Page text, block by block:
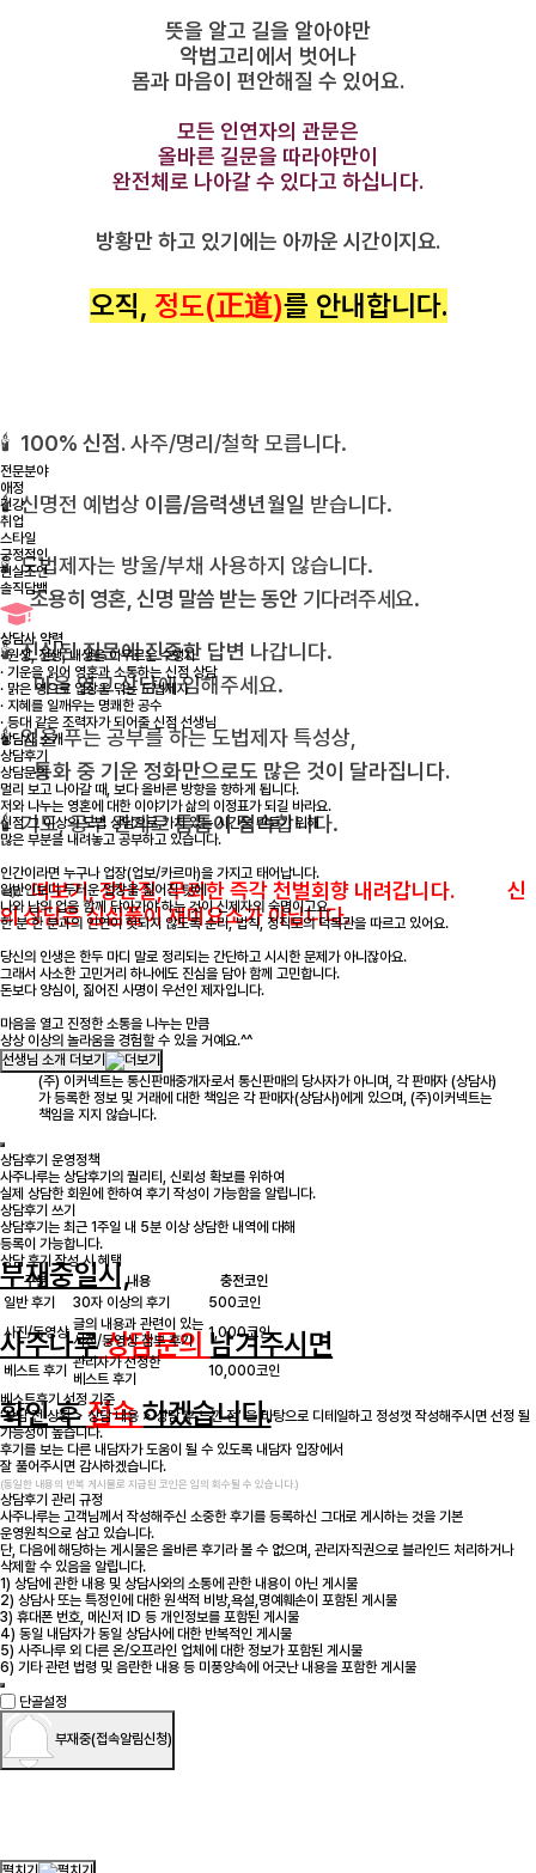
뜻을 알고 길을 알아야만
악법고리에서 벗어나
몸과 마음이 편안해질 수 있어요.
모든 인연자의 관문은
올바른 길문을 따라야만이
완전체로 나아갈 수 있다고 하십니다.
방황만 하고 있기에는 아까운 시간이지요.
오직, 정도(正道)를 안내합니다.
🕯 100% 신점.사주/명리/철학 모릅니다.
🕯 신명전 예법상 이름/음력생년월일 받습니다.
🕯 도법제자는 방울/부채 사용하지 않습니다.
조용히 영혼, 신명 말씀 받는 동안 기다려주세요.
🕯진실된 질문에 진중한 답변 나갑니다.
마음 열고 상담에 임해주세요.
🕯 업을 푸는 공부를 하는 도법제자 특성상,
통화 중 기운 정화만으로도 많은 것이 달라집니다.
🕯 기도, 공부 관계로틈틈이 접속합니다.
📣떠보기, 장난질, 무뢰한 즉각 천벌회향 내려갑니다. 신
의 상담은 심심풀이 재미요소가 아닙니다.
부재중일시,
사주나루상담문의 남겨주시면
확인 후 접속하겠습니다.
전문분야
애정
건강
취업
스타일
긍정적인
현실조언
솔직담백
상담사 약력
· 원생, 전생, 내생을 아우르는 수행자
· 기운을 읽어 영혼과 소통하는 신점 상담
· 맑은 영으로 업장을 닦는 도법제자
· 지혜를 일깨우는 명쾌한 공수
· 등대 같은 조력자가 되어줄 신점 선생님
상담사 소개
상담후기
상담문의
멀리 보고 나아갈 때, 보다 올바른 방향을 향하게 됩니다.
저와 나누는 영혼에 대한 이야기가 삶의 이정표가 되길 바라요.
신점 그 이상의 도법 상담으로 가치 있는 시간을 만들기 위해
많은 부분을 내려놓고 공부하고 있습니다.
인간이라면 누구나 업장(업보/카르마)을 가지고 태어납니다.
일반인보다 두터운 업장을 짊어진 탓에
나와 남의 업을 함께 닦아가야 하는 것이 신제자의 숙명이고요.
한 분 한 분과의 인연이 헛되지 않도록 순리, 법칙, 정직도의 덕목관을 따르고 있어요.
당신의 인생은 한두 마디 말로 정리되는 간단하고 시시한 문제가 아니잖아요.
그래서 사소한 고민거리 하나에도 진심을 담아 함께 고민합니다.
돈보다 양심이, 짊어진 사명이 우선인 제자입니다.
마음을 열고 진정한 소통을 나누는 만큼
상상 이상의 놀라움을 경험할 수 있을 거예요.^^
선생님 소개 더보기
(주) 이커넥트는 통신판매중개자로서 통신판매의 당사자가 아니며, 각 판매자 (상담사)
가 등록한 정보 및 거래에 대한 책임은 각 판매자(상담사)에게 있으며, (주)이커넥트는
책임을 지지 않습니다.
상담후기 운영정책
사주나루는 상담후기의 퀄리티, 신뢰성 확보를 위하여
실제 상담한 회원에 한하여 후기 작성이 가능함을 알립니다.
상담후기 쓰기
상담후기는 최근 1주일 내 5분 이상 상담한 내역에 대해
등록이 가능합니다.
상담 후기 작성 시 혜택
구분
내용
충전코인
일반 후기
30자 이상의 후기
500코인
사진/동영상 글의 내용과 관련이 있는
사진/동영상 첨부 후기
1,000코인
베스트 후기
관리자가 선정한
베스트 후기
10,000코인
베스트후기 선정 기준
‘상담 전 상황 > 상담 내용 > 상담 후 느낀 점’ 을 바탕으로 디테일하고 정성껏 작성해주시면 선정 될
가능성이 높습니다.
후기를 보는 다른 내담자가 도움이 될 수 있도록 내담자 입장에서
잘 풀어주시면 감사하겠습니다.
(동일한 내용의 반복 게시물로 지급된 코인은 임의 회수될 수 있습니다.)
상담후기 관리 규정
사주나루는 고객님께서 작성해주신 소중한 후기를 등록하신 그대로 게시하는 것을 기본
운영원칙으로 삼고 있습니다.
단, 다음에 해당하는 게시물은 올바른 후기라 볼 수 없으며, 관리자직권으로 블라인드 처리하거나
삭제할 수 있음을 알립니다.
1) 상담에 관한 내용 및 상담사와의 소통에 관한 내용이 아닌 게시물
2) 상담사 또는 특정인에 대한 원색적 비방,욕설,명예훼손이 포함된 게시물
3) 휴대폰 번호, 메신저 ID 등 개인정보를 포함된 게시물
4) 동일 내담자가 동일 상담사에 대한 반복적인 게시물
5) 사주나루 외 다른 온/오프라인 업체에 대한 정보가 포함된 게시물
6) 기타 관련 법령 및 음란한 내용 등 미풍양속에 어긋난 내용을 포함한 게시물
단골설정
부재중(접속알림신청)